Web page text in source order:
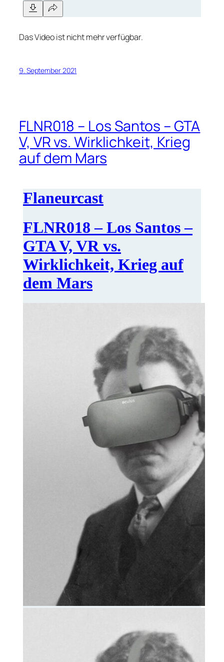
Das Video ist nicht mehr verfügbar.
9. September 2021
FLNR018 – Los Santos – GTA
V, VR vs. Wirklichkeit, Krieg
auf dem Mars